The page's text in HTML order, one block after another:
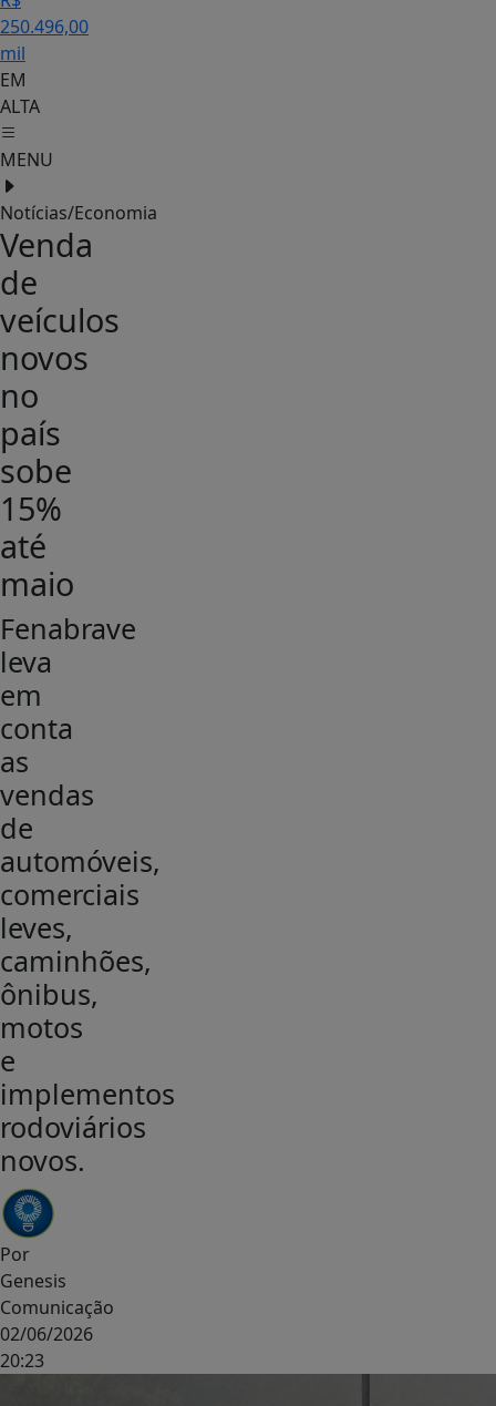
250.496,00
mil
EM
ALTA
MENU
Notícias/Economia
Venda
de
veículos
novos
no
país
sobe
15%
até
maio
Fenabrave
leva
em
conta
as
vendas
de
automóveis,
comerciais
leves,
caminhões,
ônibus,
motos
e
implementos
rodoviários
novos.
Por
Genesis
Comunicação
02/06/2026
20:23